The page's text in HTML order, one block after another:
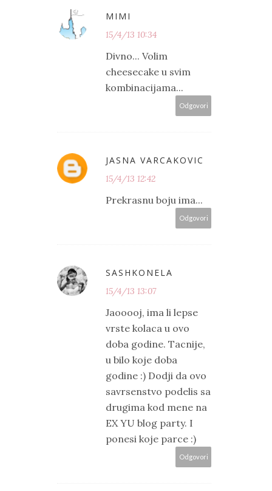
MIMI
15/4/13 10:34
Divno... Volim
cheesecake u svim
kombinacijama...
Odgovori
JASNA VARCAKOVIC
15/4/13 12:42
Prekrasnu boju ima...
Odgovori
SASHKONELA
15/4/13 13:07
Jaooooj, ima li lepse
vrste kolaca u ovo
doba godine. Tacnije,
u bilo koje doba
godine :) Dodji da ovo
savrsenstvo podelis sa
drugima kod mene na
EX YU blog party. I
ponesi koje parce :)
Odgovori